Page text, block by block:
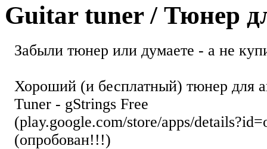
Guitar tuner / Тюнер
Забыли тюнер или думаете - а не
Хороший (и бесплатный) тюнер для
Tuner - gStrings Free
(play.google.com/store/apps/
(опробован!!!)